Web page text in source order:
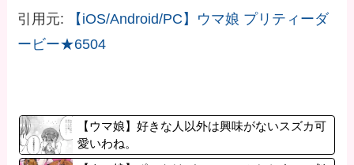
引用元:
【iOS/Android/PC】ウマ娘 プリティーダ
ービー★6504
【ウマ娘】好きな人以外は興味がないスズカ可
愛いわね。